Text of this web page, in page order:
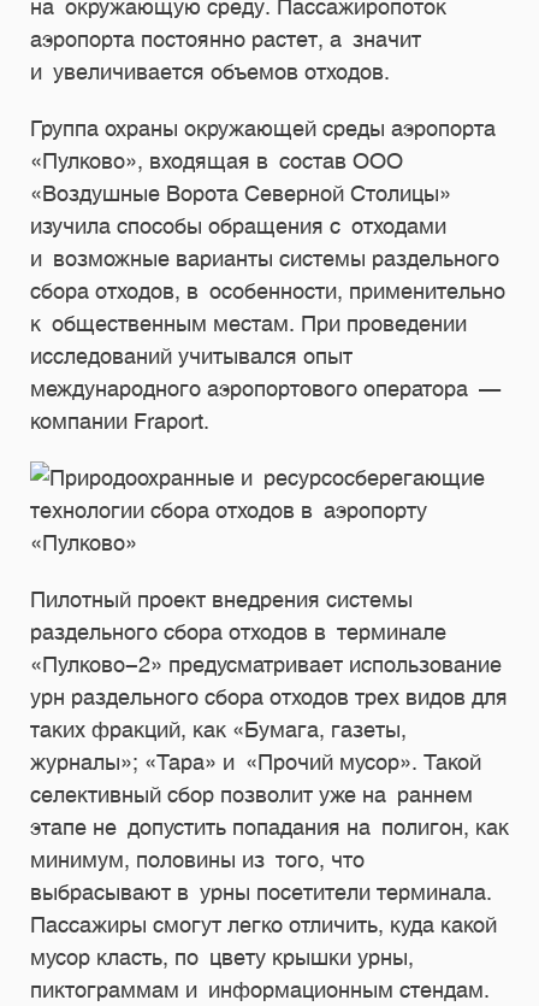
на окружающую среду. Пассажиропоток
аэропорта постоянно растет, а значит
и увеличивается объемов отходов.
Группа охраны окружающей среды аэропорта
«Пулково», входящая в состав ООО
«Воздушные Ворота Северной Столицы»
изучила способы обращения с отходами
и возможные варианты системы раздельного
сбора отходов, в особенности, применительно
к общественным местам. При проведении
исследований учитывался опыт
международного аэропортового оператора —
компании Fraport.
Пилотный проект внедрения системы
раздельного сбора отходов в терминале
«Пулково-2» предусматривает использование
урн раздельного сбора отходов трех видов для
таких фракций, как «Бумага, газеты,
журналы»; «Тара» и «Прочий мусор». Такой
селективный сбор позволит уже на раннем
этапе не допустить попадания на полигон, как
минимум, половины из того, что
выбрасывают в урны посетители терминала.
Пассажиры смогут легко отличить, куда какой
мусор класть, по цвету крышки урны,
пиктограммам и информационным стендам.